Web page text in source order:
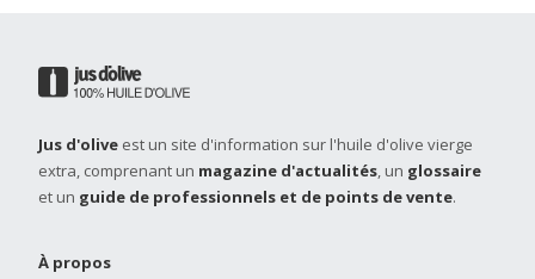
Jus d'olive est un site d'information sur l'huile d'olive vierge
extra, comprenant un magazine d'actualités, un glossaire
et un guide de professionnels et de points de vente.
À propos